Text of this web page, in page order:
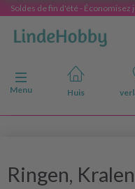
Soldes de fin d'été - Économisez
Navigatie in-/uitschakelen
Menu
Huis
Ringen,